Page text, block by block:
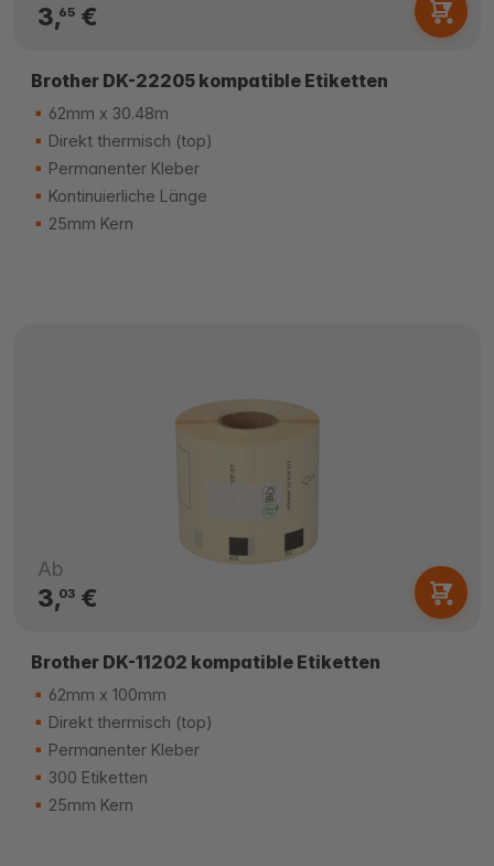
3,65€
Brother DK-22205 kompatible Etiketten
62mm x 30.48m
Direkt thermisch (top)
Permanenter Kleber
Kontinuierliche Länge
25mm Kern
Ab
3,03€
Brother DK-11202 kompatible Etiketten
62mm x 100mm
Direkt thermisch (top)
Permanenter Kleber
300 Etiketten
25mm Kern